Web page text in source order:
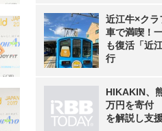
近江牛×ク
車で満喫！
も復活「近
行
HIKAKIN、
万円を寄付
を解説し支